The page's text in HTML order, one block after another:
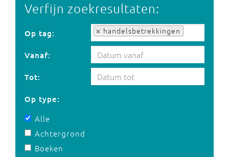
Verfijn zoekresultaten:
Op tag: handelsbetrekkingen
Op tag:
Vanaf:
Tot:
Op type:
Alle
Achtergrond
Boeken